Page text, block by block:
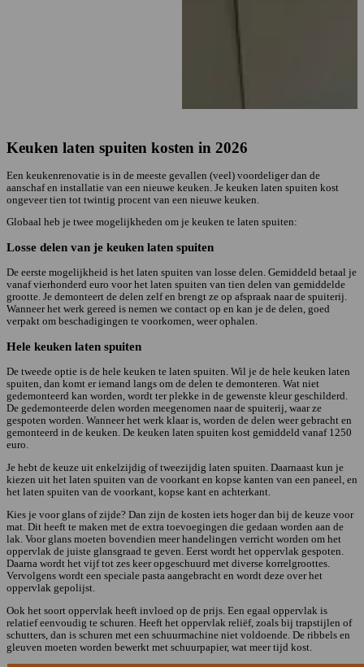
Keuken laten spuiten kosten in 2026
Een keukenrenovatie is in de meeste gevallen (veel) voordeliger dan de
aanschaf en installatie van een nieuwe keuken. Je keuken laten spuiten kost
ongeveer tien tot twintig procent van een nieuwe keuken.
Globaal heb je twee mogelijkheden om je keuken te laten spuiten:
Losse delen van je keuken laten spuiten
De eerste mogelijkheid is het laten spuiten van losse delen. Gemiddeld betaal je
vanaf vierhonderd euro voor het laten spuiten van tien delen van gemiddelde
grootte. Je demonteert de delen zelf en brengt ze op afspraak naar de spuiterij.
Wanneer het werk gereed is nemen we contact op en kan je de delen, goed
verpakt om beschadigingen te voorkomen, weer ophalen.
Hele keuken laten spuiten
De tweede optie is de hele keuken te laten spuiten. Wil je de hele keuken laten
spuiten, dan komt er iemand langs om de delen te demonteren. Wat niet
gedemonteerd kan worden, wordt ter plekke in de gewenste kleur geschilderd.
De gedemonteerde delen worden meegenomen naar de spuiterij, waar ze
gespoten worden. Wanneer het werk klaar is, worden de delen weer gebracht en
gemonteerd in de keuken. De keuken laten spuiten kost gemiddeld vanaf 1250
euro.
Je hebt de keuze uit enkelzijdig of tweezijdig laten spuiten. Daarnaast kun je
kiezen uit het laten spuiten van de voorkant en kopse kanten van een paneel, en
het laten spuiten van de voorkant, kopse kant en achterkant.
Kies je voor glans of zijde? Dan zijn de kosten iets hoger dan bij de keuze voor
mat. Dit heeft te maken met de extra toevoegingen die gedaan worden aan de
lak. Voor glans moeten bovendien meer handelingen verricht worden om het
oppervlak de juiste glansgraad te geven. Eerst wordt het oppervlak gespoten.
Daarna wordt het vijf tot zes keer opgeschuurd met diverse korrelgroottes.
Vervolgens wordt een speciale pasta aangebracht en wordt deze over het
oppervlak gepolijst.
Ook het soort oppervlak heeft invloed op de prijs. Een egaal oppervlak is
relatief eenvoudig te schuren. Heeft het oppervlak reliëf, zoals bij trapstijlen of
schutters, dan is schuren met een schuurmachine niet voldoende. De ribbels en
gleuven moeten worden bewerkt met schuurpapier, wat meer tijd kost.